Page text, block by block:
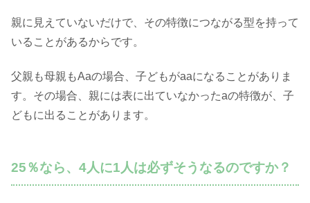
親に見えていないだけで、その特徴につながる型を持って
いることがあるからです。
父親も母親もAaの場合、子どもがaaになることがありま
す。その場合、親には表に出ていなかったaの特徴が、子
どもに出ることがあります。
25％なら、4人に1人は必ずそうなるのですか？